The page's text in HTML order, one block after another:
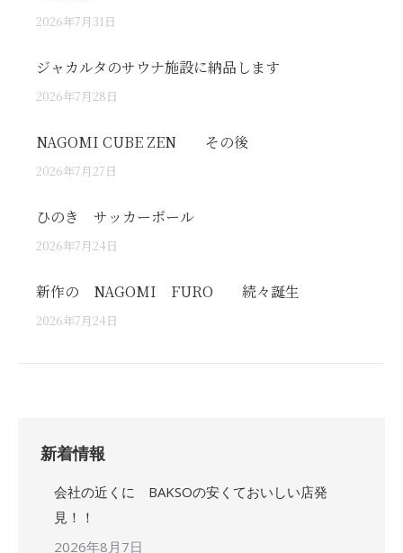
2026年7月31日
ジャカルタのサウナ施設に納品します
2026年7月28日
NAGOMI CUBE ZEN その後
2026年7月27日
ひのき サッカーボール
2026年7月24日
新作の NAGOMI FURO 続々誕生
2026年7月24日
新着情報
会社の近くに BAKSOの安くておいしい店発
見！！
2026年8月7日